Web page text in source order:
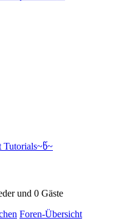
und 0 Gäste
Foren-Übersicht